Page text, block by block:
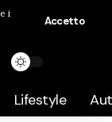
i
Accetto
Lifestyle